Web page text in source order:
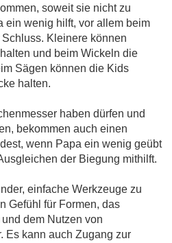
soweit sie nicht zu
ein wenig hilft, vor allem beim
Kleinere können
und beim Wickeln die
Sägen können die Kids
halten.
haben dürfen und
bekommen auch einen
wenn Papa ein wenig geübt
der Biegung mithilft.
einfache Werkzeuge zu
Gefühl für Formen, das
dem Nutzen von
Es kann auch Zugang zur